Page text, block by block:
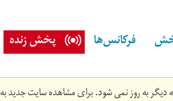
فرکانس‌ها پخش زنده
به روز نمی شود. برای مشاهده سایت جدید به